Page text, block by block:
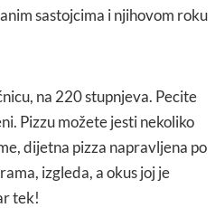
sastojcima i njihovom roku
na 220 stupnjeva. Pecite
Pizzu možete jesti nekoliko
dijetna pizza napravljena po
izgleda, a okus joj je
tek!